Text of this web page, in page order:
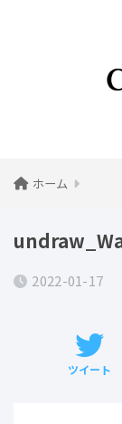
ホーム
2022-01-17
ツイート